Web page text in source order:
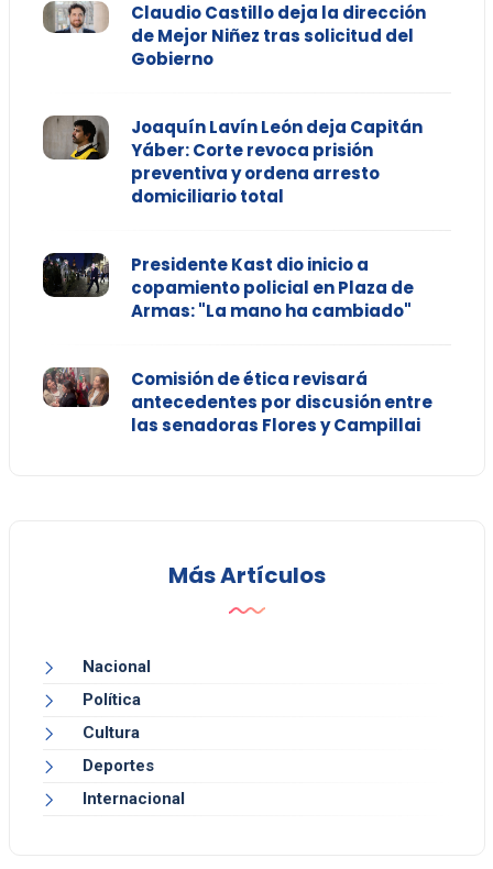
Claudio Castillo deja la dirección
de Mejor Niñez tras solicitud del
Gobierno
Joaquín Lavín León deja Capitán
Yáber: Corte revoca prisión
preventiva y ordena arresto
domiciliario total
Presidente Kast dio inicio a
copamiento policial en Plaza de
Armas: "La mano ha cambiado"
Comisión de ética revisará
antecedentes por discusión entre
las senadoras Flores y Campillai
Más Artículos
Nacional
Política
Cultura
Deportes
Internacional